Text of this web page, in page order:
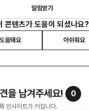
알림받기
콘텐츠가 도움이 되셨나요?
도움돼요 아쉬워요
을 남겨주세요! 0
인사이트가 커집니다.